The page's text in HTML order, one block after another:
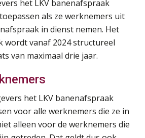
het LKV banenafspraak
als ze werknemers uit
in dienst nemen. Het
wordt vanaf 2024 structureel
van maximaal drie jaar.
het LKV banenafspraak
voor alle werknemers die ze in
alleen voor de werknemers die
PDL (NIRPA PE)
Verbeek Praehep
Summercourse Impact en invloed van AI op de salarisverwerking (verdieping)